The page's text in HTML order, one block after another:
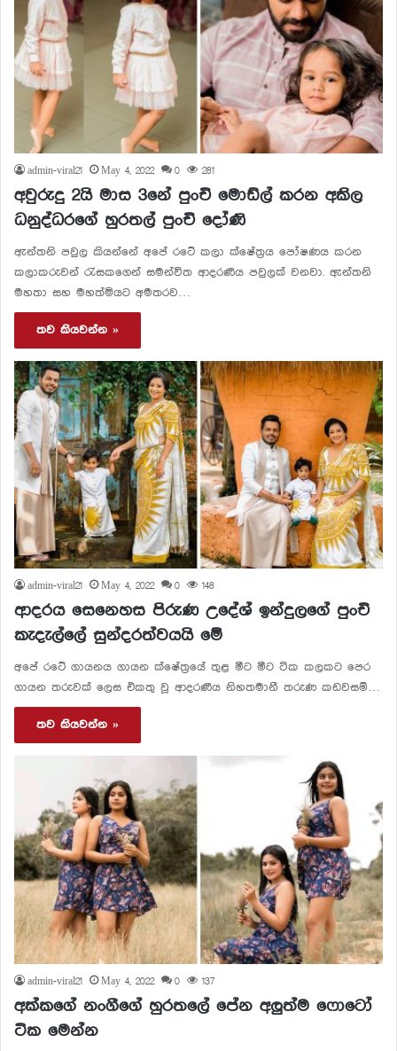
admin-viral21 May 4, 2022 0 281
අවුරුදු 2යි මාස 3නේ පුංචි මොඩ්ල් කරන අකිල
ධනුද්ධරගේ හුරතල් පුංචි දෝණි
ඇන්තනි පවුල කියන්නේ අපේ රටේ කලා ක්ෂේත්‍රය පෝෂණය කරන
කලාකරුවන් රැසකගෙන් සමන්විත ආදරණීය පවුලක් වනවා. ඇන්තනි
මහතා සහ මහත්මියට අමතරව…
තව කියවන්න »
admin-viral21 May 4, 2022 0 148
ආදරය සෙනෙහස පිරුණ උදේශ් ඉන්දුලගේ පුංචි
කැදැල්ලේ සුන්දරත්වයයි මේ
අපේ රටේ ගායනය ගායන ක්ෂේත්‍රයේ තුළ මීට මීට ටික කලකට පෙර
ගායන තරුවක් ලෙස එකතු වූ ආදරණීය නිහතමානී තරුණ කඩවසම්…
තව කියවන්න »
admin-viral21 May 4, 2022 0 137
අක්කගේ නංගීගේ හුරතලේ පේන අලුත්ම ෆොටෝ
ටික මෙන්න